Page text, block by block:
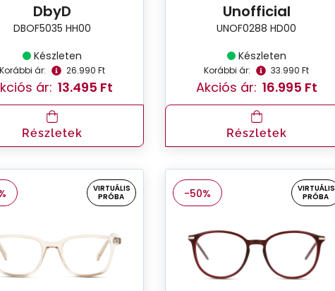
DbyD
DBOF5035 HH00
Készleten
Korábbi ár: 26.990 Ft
ár: 13.495 Ft
Részletek
Unofficial
UNOF0288 HD00
Készleten
Korábbi ár: 33.990 Ft
Akciós ár: 16.995 Ft
Részletek
VIRTUÁLIS
PRÓBA
-50%
VIRTUÁLIS
PRÓBA